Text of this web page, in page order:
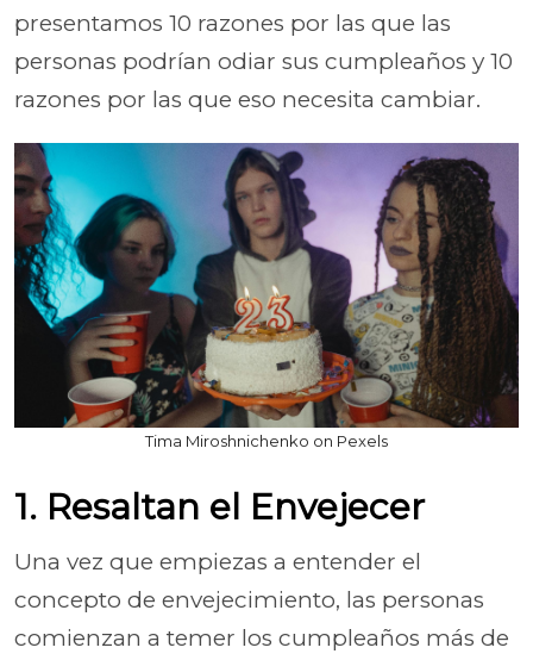
presentamos 10 razones por las que las
personas podrían odiar sus cumpleaños y 10
razones por las que eso necesita cambiar.
Tima Miroshnichenko on Pexels
1. Resaltan el Envejecer
Una vez que empiezas a entender el
concepto de envejecimiento, las personas
comienzan a temer los cumpleaños más de